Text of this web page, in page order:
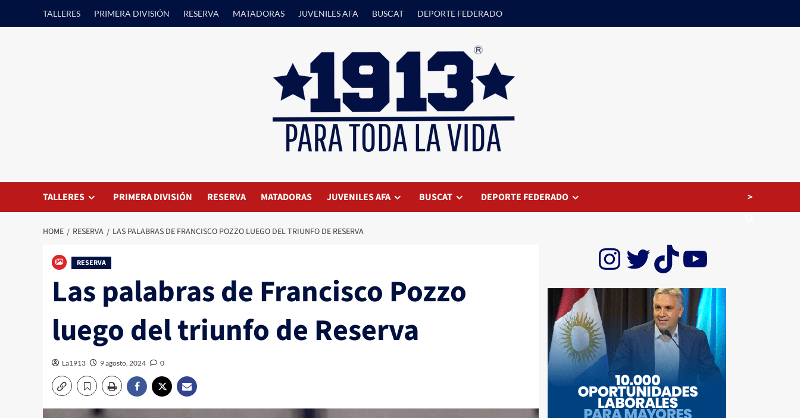
TALLERES PRIMERA DIVISIÓN RESERVA MATADORAS JUVENILES AFA BUSCAT DEPORTE FEDERADO
TALLERES PRIMERA DIVISIÓN RESERVA MATADORAS JUVENILES AFA BUSCAT DEPORTE FEDERADO >
HOME RESERVA LAS PALABRAS DE FRANCISCO POZZO LUEGO DEL TRIUNFO DE RESERVA
RESERVA
Las palabras de Francisco Pozzo
luego del triunfo de Reserva
La1913 9 agosto, 2024 0
Instagram
Twitter
TikTok
YouTube